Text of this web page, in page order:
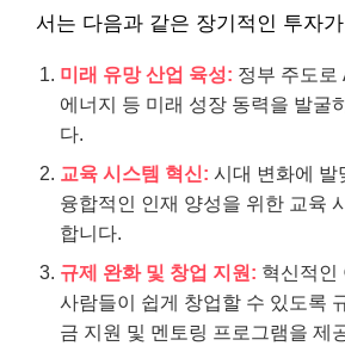
서는 다음과 같은 장기적인 투자
미래 유망 산업 육성: 정부 주도로
에너지 등 미래 성장 동력을 발굴
다.
교육 시스템 혁신: 시대 변화에 발
융합적인 인재 양성을 위한 교육
합니다.
규제 완화 및 창업 지원: 혁신적인
사람들이 쉽게 창업할 수 있도록
금 지원 및 멘토링 프로그램을 제